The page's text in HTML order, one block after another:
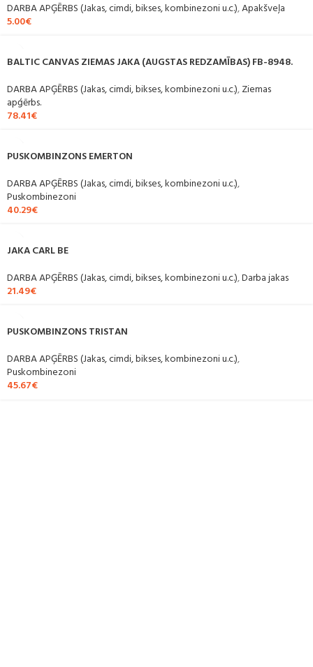
DARBA APĢĒRBS (Jakas, cimdi, bikses, kombinezoni u.c.),Apakšveļa
5.00€
BALTIC CANVAS ZIEMAS JAKA (AUGSTAS REDZAMĪBAS) FB-8948.
DARBA APĢĒRBS (Jakas, cimdi, bikses, kombinezoni u.c.),Ziemas
apģērbs.
78.41€
PUSKOMBINZONS EMERTON
DARBA APĢĒRBS (Jakas, cimdi, bikses, kombinezoni u.c.),
Puskombinezoni
40.29€
JAKA CARL BE
DARBA APĢĒRBS (Jakas, cimdi, bikses, kombinezoni u.c.),Darba jakas
21.49€
PUSKOMBINZONS TRISTAN
DARBA APĢĒRBS (Jakas, cimdi, bikses, kombinezoni u.c.),
Puskombinezoni
45.67€